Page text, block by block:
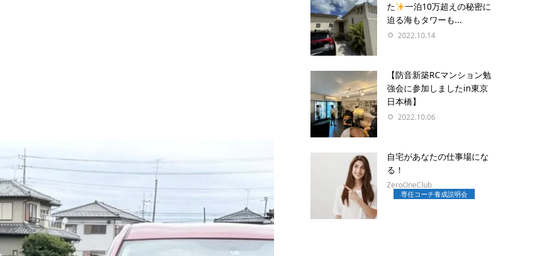
た
一泊10万超えの秘密に
迫る海もタワーも...
2022.10.14
【防音新築RCマンション勉
強会に参加しましたin東京
日本橋】
2022.10.06
自宅があなたの仕事場にな
る！
ZeroOneClub
専任コーチ養成説明会